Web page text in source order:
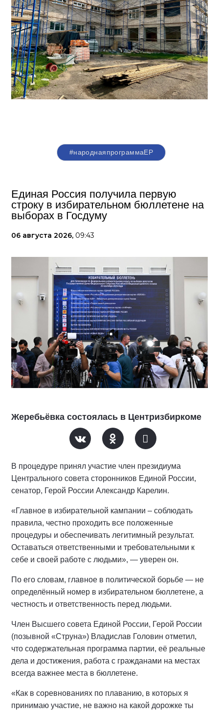
#народнаяпрограммаЕР
Единая Россия получила первую
строку в избирательном бюллетене на
выборах в Госдуму
06 августа 2026, 09:43
Жеребьёвка состоялась в Центризбиркоме
В процедуре принял участие член президиума
Центрального совета сторонников Единой России,
сенатор, Герой России Александр Карелин.
«Главное в избирательной кампании – соблюдать
правила, честно проходить все положенные
процедуры и обеспечивать легитимный результат.
Оставаться ответственными и требовательными к
себе и своей работе с людьми», — уверен он.
По его словам, главное в политической борьбе — не
определённый номер в избирательном бюллетене, а
честность и ответственность перед людьми.
Член Высшего совета Единой России, Герой России
(позывной «Струна») Владислав Головин отметил,
что содержательная программа партии, её реальные
дела и достижения, работа с гражданами на местах
всегда важнее места в бюллетене.
«Как в соревнованиях по плаванию, в которых я
принимаю участие, не важно на какой дорожке ты